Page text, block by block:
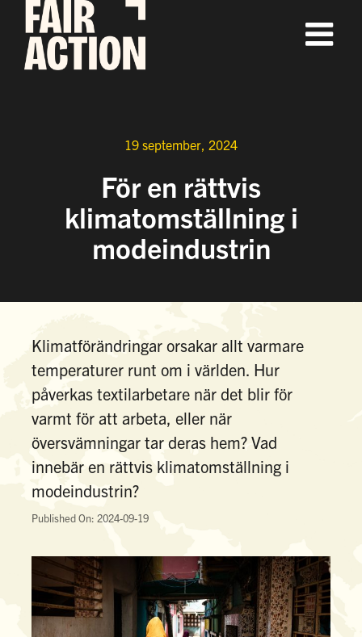
Fortsätt
innehållet
19 september, 2024
För en rättvis
klimatomställning i
modeindustrin
Klimatförändringar orsakar allt varmare
temperaturer runt om i världen. Hur
påverkas textilarbetare när det blir för
varmt för att arbeta, eller när
översvämningar tar deras hem? Vad
innebär en rättvis klimatomställning i
modeindustrin?
Published On: 2024-09-19